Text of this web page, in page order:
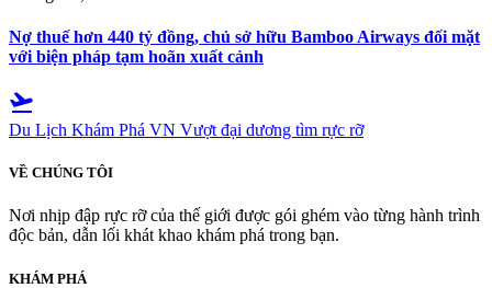
Nợ thuế hơn 440 tỷ đồng, chủ sở hữu Bamboo Airways đối mặt
với biện pháp tạm hoãn xuất cảnh
flight_takeoff
Du Lịch Khám Phá VN Vượt đại dương tìm rực rỡ
VỀ CHÚNG TÔI
Nơi nhịp đập rực rỡ của thế giới được gói ghém vào từng hành trình
độc bản, dẫn lối khát khao khám phá trong bạn.
KHÁM PHÁ